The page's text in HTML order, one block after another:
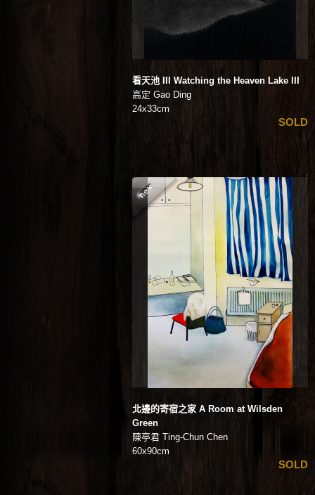
看天池 III Watching the Heaven Lake III
高定 Gao Ding
24x33cm
SOLD
北邊的寄宿之家 A Room at Wilsden
Green
陳亭君 Ting-Chun Chen
60x90cm
SOLD